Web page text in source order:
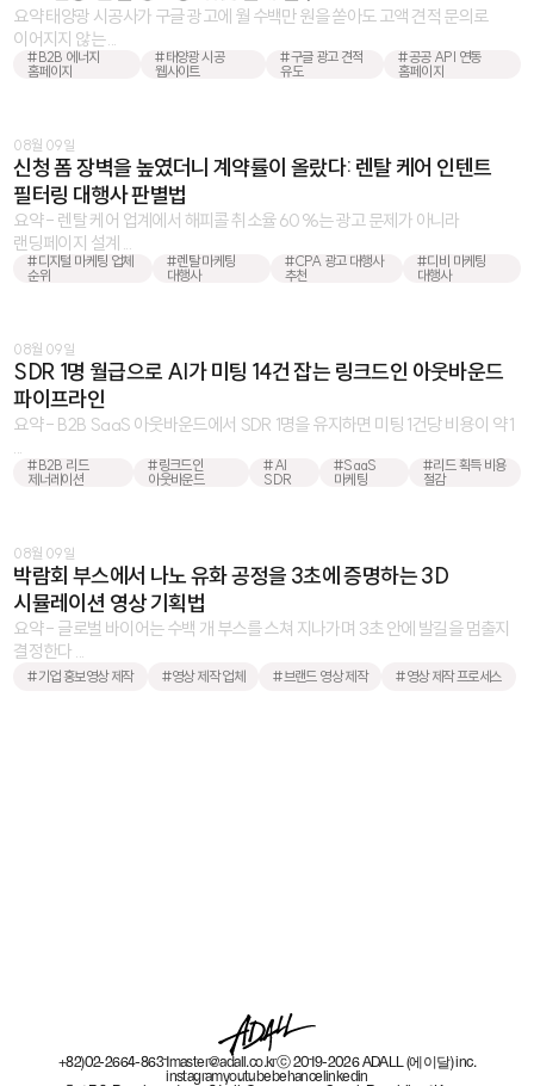
요약 태양광 시공사가 구글 광고에 월 수백만 원을 쏟아도 고액 견적 문의로
이어지지 않는 ...
#B2B 에너지
홈페이지
#태양광 시공
웹사이트
#구글 광고 견적
유도
#공공 API 연동
홈페이지
08월 09일
신청 폼 장벽을 높였더니 계약률이 올랐다: 렌탈 케어 인텐트
필터링 대행사 판별법
요약 - 렌탈 케어 업계에서 해피콜 취소율 60%는 광고 문제가 아니라
랜딩페이지 설계 ...
#디지털 마케팅 업체
순위
#렌탈 마케팅
대행사
#CPA 광고 대행사
추천
#디비 마케팅
대행사
08월 09일
SDR 1명 월급으로 AI가 미팅 14건 잡는 링크드인 아웃바운드
파이프라인
요약 - B2B SaaS 아웃바운드에서 SDR 1명을 유지하면 미팅 1건당 비용이 약 1
...
#B2B 리드
제너레이션
#링크드인
아웃바운드
#AI
SDR
#SaaS
마케팅
#리드 획득 비용
절감
08월 09일
박람회 부스에서 나노 유화 공정을 3초에 증명하는 3D
시뮬레이션 영상 기획법
요약 - 글로벌 바이어는 수백 개 부스를 스쳐 지나가며 3초 안에 발길을 멈출지
결정한다 ...
#기업 홍보영상 제작 #영상 제작 업체 #브랜드 영상 제작 #영상 제작 프로세스
+82)02-2664-8631master@adall.co.krⓒ 2019-2026 ADALL (에이달) inc.
instagramyoutubebehancelinkedin